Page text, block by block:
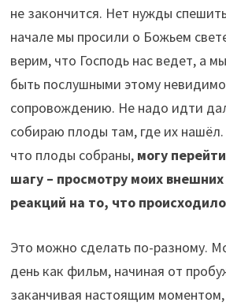
не закончится. Нет нужды
начале мы просили о Божьем
верим, что Господь нас ведет, а
быть послушными этому
сопровождению. Не надо идти
собираю плоды там, где их нашёл.
что плоды собраны, могу
шагу – просмотру моих
реакций на то, что
Это можно сделать по-разному.
день как фильм, начиная от
заканчивая настоящим